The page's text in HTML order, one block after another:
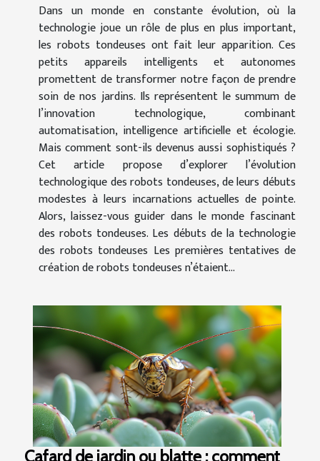
Dans un monde en constante évolution, où la
technologie joue un rôle de plus en plus important,
les robots tondeuses ont fait leur apparition. Ces
petits appareils intelligents et autonomes
promettent de transformer notre façon de prendre
soin de nos jardins. Ils représentent le summum de
l’innovation technologique, combinant
automatisation, intelligence artificielle et écologie.
Mais comment sont-ils devenus aussi sophistiqués ?
Cet article propose d’explorer l’évolution
technologique des robots tondeuses, de leurs débuts
modestes à leurs incarnations actuelles de pointe.
Alors, laissez-vous guider dans le monde fascinant
des robots tondeuses. Les débuts de la technologie
des robots tondeuses Les premières tentatives de
création de robots tondeuses n’étaient...
Cafard de jardin ou blatte : comment